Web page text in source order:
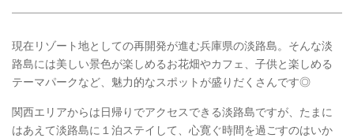
現在リゾート地としての再開発が進む兵庫県の淡路島。そんな淡
路島には美しい景色が楽しめるお花畑やカフェ、子供と楽しめる
テーマパークなど、魅力的なスポットが盛りだくさんです◎
関西エリアからは日帰りでアクセスできる淡路島ですが、たまに
はあえて淡路島に１泊ステイして、心寛ぐ時間を過ごすのはいか